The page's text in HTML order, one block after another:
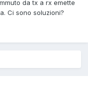
da tx a rx emette
Ci sono soluzioni?